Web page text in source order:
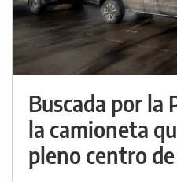
Buscada por la
la camioneta
pleno centro